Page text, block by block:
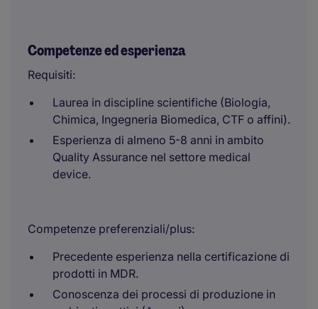
Competenze ed esperienza
Requisiti:
Laurea in discipline scientifiche (Biologia,
Chimica, Ingegneria Biomedica, CTF o affini).
Esperienza di almeno 5-8 anni in ambito
Quality Assurance nel settore medical
device.
Competenze preferenziali/plus:
Precedente esperienza nella certificazione di
prodotti in MDR.
Conoscenza dei processi di produzione in